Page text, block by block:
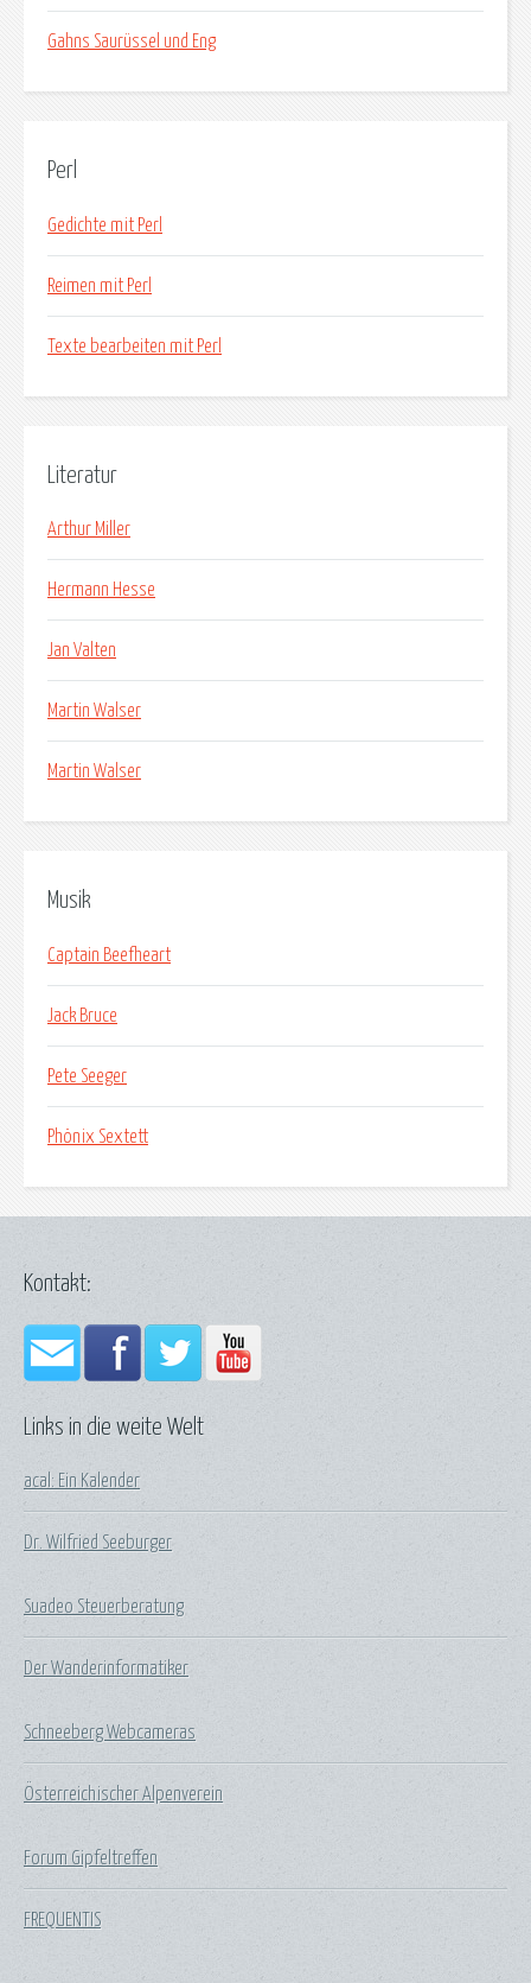
Gahns Saurüssel und Eng
Perl
Gedichte mit Perl
Reimen mit Perl
Texte bearbeiten mit Perl
Literatur
Arthur Miller
Hermann Hesse
Jan Valten
Martin Walser
Martin Walser
Musik
Captain Beefheart
Jack Bruce
Pete Seeger
Phönix Sextett
Links in die weite Welt
acal: Ein Kalender
Dr. Wilfried Seeburger
Suadeo Steuerberatung
Der Wanderinformatiker
Schneeberg Webcameras
Österreichischer Alpenverein
Forum Gipfeltreffen
FREQUENTIS
Kontakt: